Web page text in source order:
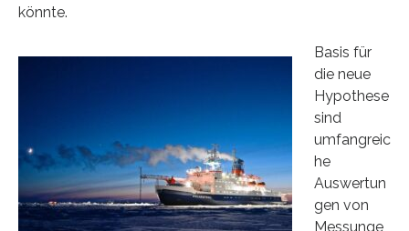
könnte.
Basis für
die neue
Hypothese
sind
umfangreic
he
Auswertun
gen von
Messunge